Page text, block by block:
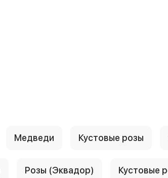
Медведи Кустовые розы
Розы (Эквадор) Кустовые